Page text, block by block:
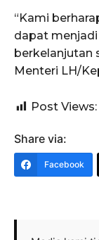
“Kami
dapat
berkelanjutan
Menteri LH/
Post Views:
Share via:
Facebook